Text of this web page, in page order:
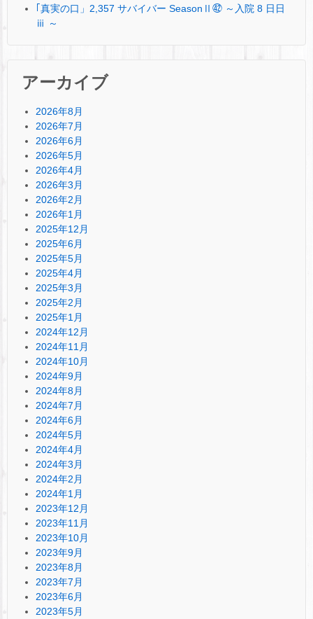
｢真実の口」2,357 サバイバー SeasonⅡ㊷ ～入院 8 日日
ⅲ ～
アーカイブ
2026年8月
2026年7月
2026年6月
2026年5月
2026年4月
2026年3月
2026年2月
2026年1月
2025年12月
2025年6月
2025年5月
2025年4月
2025年3月
2025年2月
2025年1月
2024年12月
2024年11月
2024年10月
2024年9月
2024年8月
2024年7月
2024年6月
2024年5月
2024年4月
2024年3月
2024年2月
2024年1月
2023年12月
2023年11月
2023年10月
2023年9月
2023年8月
2023年7月
2023年6月
2023年5月